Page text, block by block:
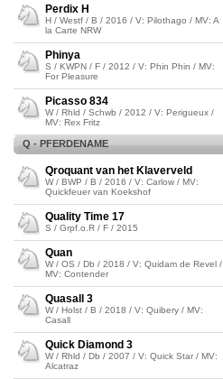
Perdix H
H / Westf / B / 2016 / V: Pilothago / MV: A
la Carte NRW
Phinya
S / KWPN / F / 2012 / V: Phin Phin / MV:
For Pleasure
Picasso 834
W / Rhld / Schwb / 2012 / V: Perigueux /
MV: Rex Fritz
Q - PFERDENAME
Qroquant van het Klaverveld
W / BWP / B / 2016 / V: Carlow / MV:
Quickfeuer van Koekshof
Quality Time 17
S / Grpf.o.R / F / 2015
Quan
W / OS / Db / 2018 / V: Quidam de Revel /
MV: Contender
Quasall 3
W / Holst / B / 2018 / V: Quibery / MV:
Casall
Quick Diamond 3
W / Rhld / Db / 2007 / V: Quick Star / MV:
Alcatraz